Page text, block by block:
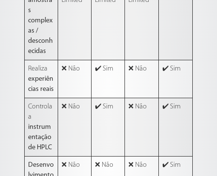
s
complex
as /
desconh
ecidas
Realiza
experiên
cias reais
❌ Não ✔️ Sim ❌ Não ✔️ Sim
Controla
a
instrum
entação
de HPLC
❌ Não ✔️ Sim ❌ Não ✔️ Sim
Desenvo
❌ Não ❌ Não ❌ Não ✔️ Sim